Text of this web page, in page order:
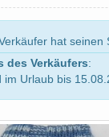
hat seinen
des Verkäufers:
im Urlaub bis